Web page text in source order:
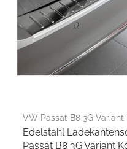
VW Passat B8 3G Variant
Edelstahl
Passat B8 3G Variant